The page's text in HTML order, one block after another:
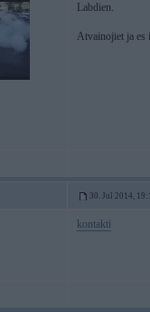
Labdien.
Atvainojiet ja es
30. Jul 2014,
kontakti